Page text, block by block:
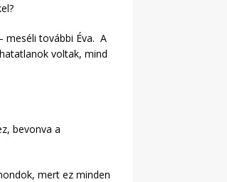
meséli további Éva. A
voltak, mind
bevonva a
mert ez minden